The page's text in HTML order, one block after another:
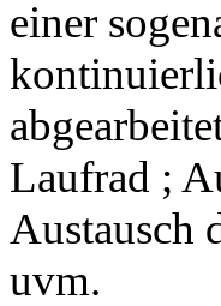
einer
Laufrad ;
Austausch
uvm.